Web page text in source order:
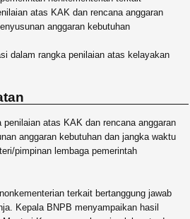
atas KAK dan rencana anggaran
anggaran kebutuhan
dalam rangka penilaian atas kelayakan
atas KAK dan rencana anggaran
anggaran kebutuhan dan jangka waktu
pimpinan lembaga pemerintah
terkait bertanggung jawab
Kepala BNPB menyampaikan hasil